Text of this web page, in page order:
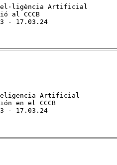
Artificial
al CCCB
- 17.03.24
Artificial
en el CCCB
- 17.03.24